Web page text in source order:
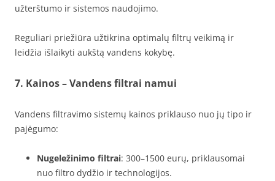
užterštumo ir sistemos naudojimo.
Reguliari priežiūra užtikrina optimalų filtrų veikimą ir
leidžia išlaikyti aukštą vandens kokybę.
7. Kainos – Vandens filtrai namui
Vandens filtravimo sistemų kainos priklauso nuo jų tipo ir
pajėgumo:
Nugeležinimo filtrai: 300–1500 eurų, priklausomai
nuo filtro dydžio ir technologijos.